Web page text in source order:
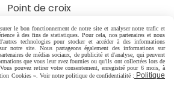
Point de croix
Tri- fils illustrés
porte aiguilles illustrés
-Carte cadeau
le bon fonctionnement de notre site et analyser notre trafic et
à des fins de statistiques. Pour cela, nos partenaires et nous
technologies pour stocker et accéder à des informations
notre site. Nous partageons également des informations sur
de médias sociaux, de publicité et d'analyse, qui peuvent
que vous leur avez fournies ou qu'ils ont collectées lors de
pouvez retirer votre consentement, enregistré pour 6 mois, à
Cookies ». Voir notre politique de confidentialité : Politique